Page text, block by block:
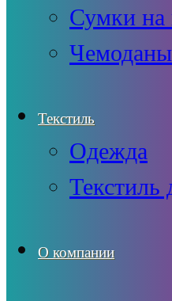
Сумки на
Чемоданы
Текстиль
Одежда
Текстиль
О компании